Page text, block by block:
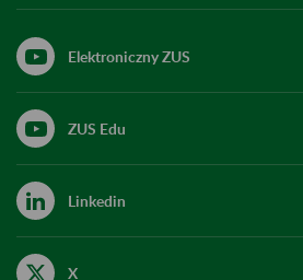
Elektroniczny ZUS
ZUS Edu
Linkedin
X